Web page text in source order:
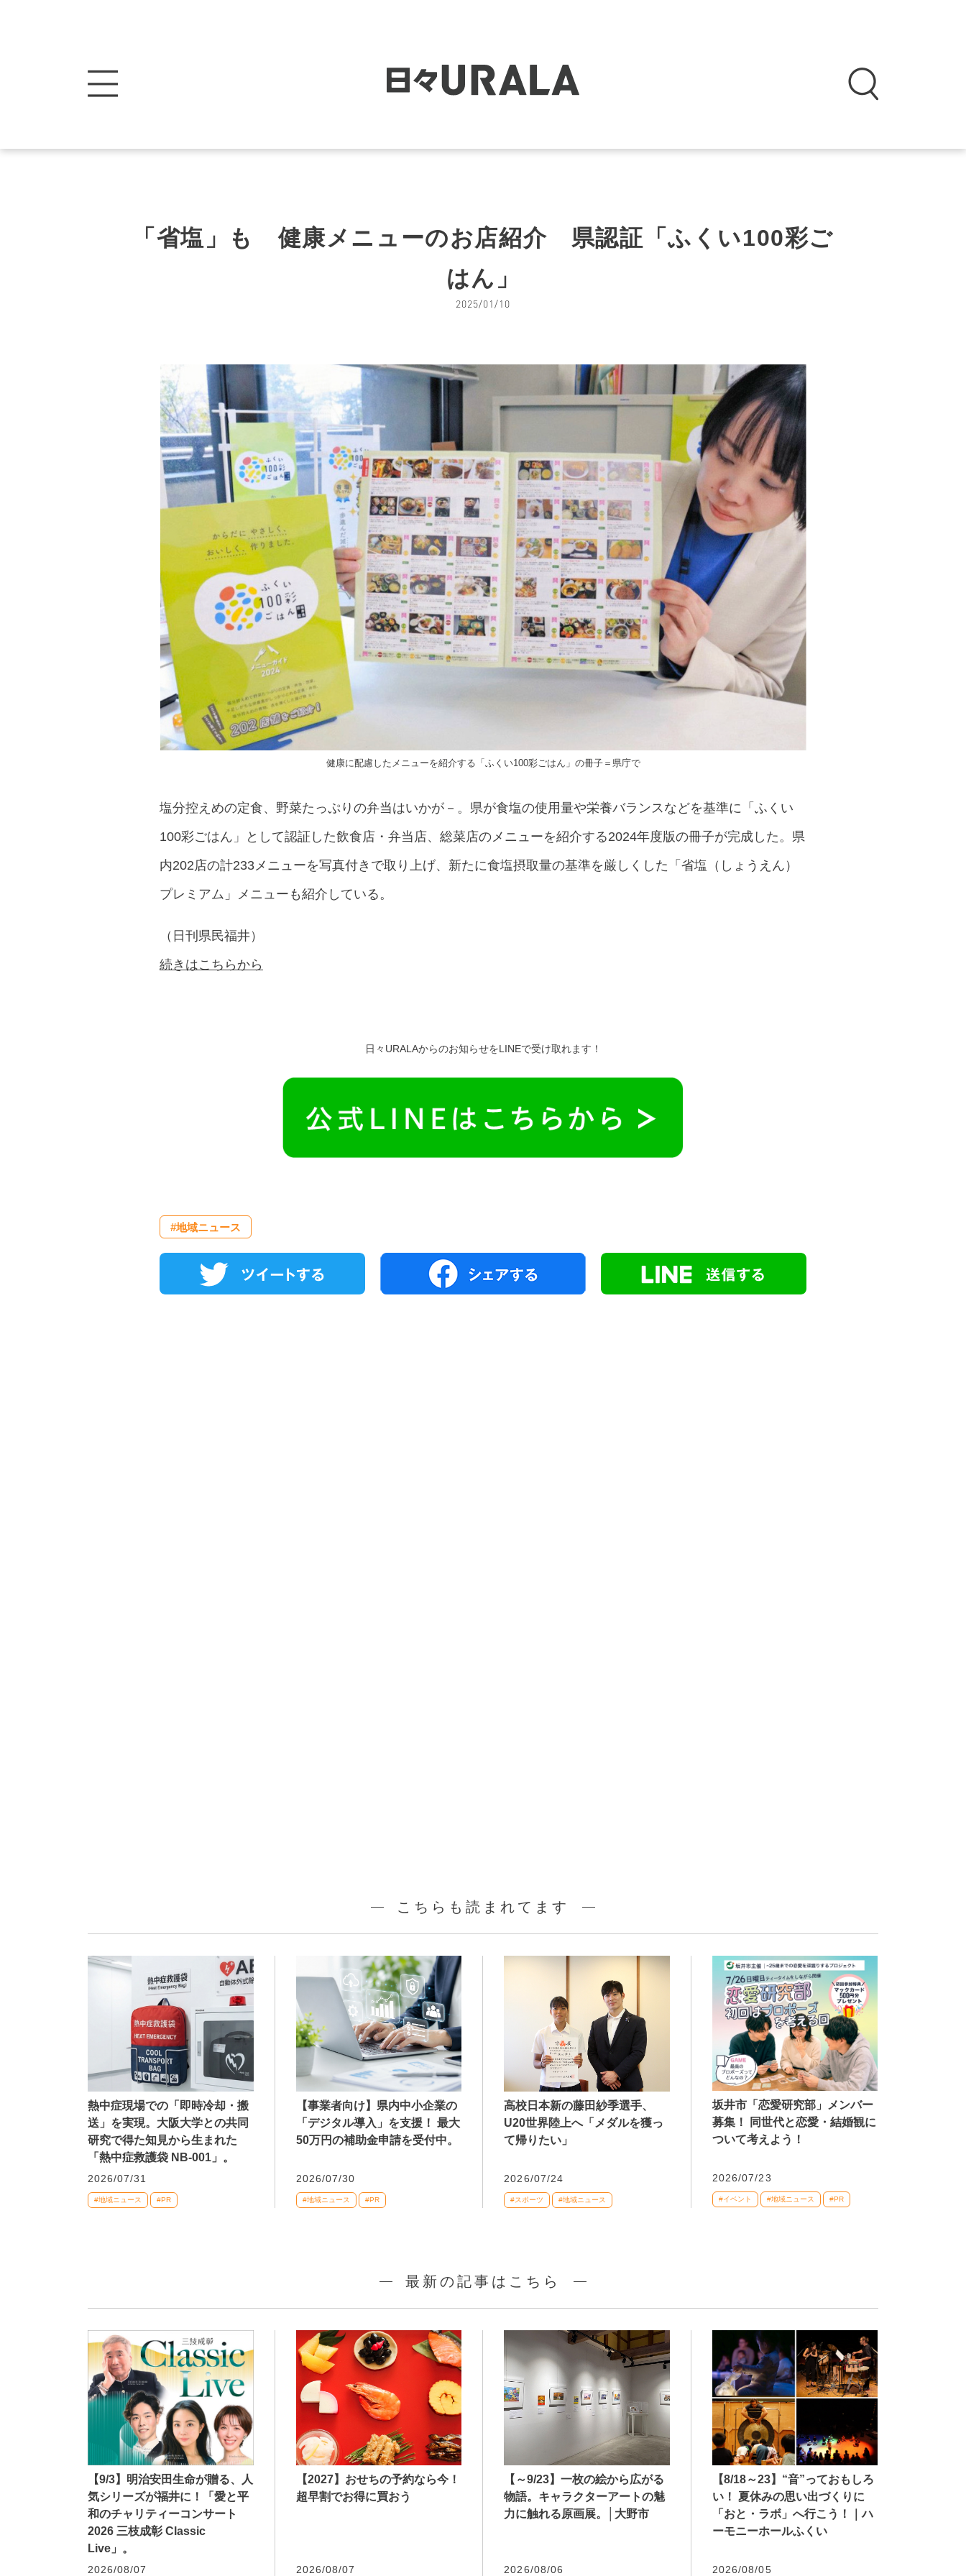
「省塩」も 健康メニューのお店紹介 県認証「ふくい100彩ご
はん」
2025/01/10
健康に配慮したメニューを紹介する「ふくい100彩ごはん」の冊子＝県庁で
塩分控えめの定食、野菜たっぷりの弁当はいかが－。県が食塩の使用量や栄養バランスなどを基準に「ふくい
100彩ごはん」として認証した飲食店・弁当店、総菜店のメニューを紹介する2024年度版の冊子が完成した。県
内202店の計233メニューを写真付きで取り上げ、新たに食塩摂取量の基準を厳しくした「省塩（しょうえん）
プレミアム」メニューも紹介している。
（ 日刊県民福井）
続きはこちらから
日々URALAからのお知らせをLINEで受け取れます！
#地域ニュース
こちらも読まれてます
熱中症現場での「即時冷却・搬
送」を実現。大阪大学との共同
研究で得た知見から生まれた
「熱中症救護袋 NB-001」。
2026/07/31
#地域ニュース #PR
【事業者向け】県内中小企業の
「デジタル導入」を支援！ 最大
50万円の補助金申請を受付中。
2026/07/30
#地域ニュース #PR
高校日本新の藤田紗季選手、
U20世界陸上へ「メダルを獲っ
て帰りたい」
2026/07/24
#スポーツ #地域ニュース
坂井市「恋愛研究部」メンバー
募集！ 同世代と恋愛・結婚観に
ついて考えよう！
2026/07/23
#イベント #地域ニュース #PR
最新の記事はこちら
【9/3】明治安田生命が贈る、人
気シリーズが福井に！「愛と平
和のチャリティーコンサート
2026 三枝成彰 Classic
Live」。
2026/08/07
【2027】おせちの予約なら今！
超早割でお得に買おう
2026/08/07
【～9/23】一枚の絵から広がる
物語。キャラクターアートの魅
力に触れる原画展。│大野市
2026/08/06
【8/18～23】“音”っておもしろ
い！ 夏休みの思い出づくりに
「おと・ラボ」へ行こう！｜ハ
ーモニーホールふくい
2026/08/05